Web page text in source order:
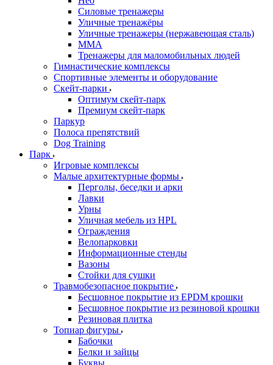
Силовые тренажеры
Уличные тренажёры
Уличные тренажеры (нержавеющая сталь)
ММА
Тренажеры для маломобильных людей
Гимнастические комплексы
Спортивные элементы и оборудование
Скейт-парки
Оптимум скейт-парк
Премиум скейт-парк
Паркур
Полоса препятствий
Dog Training
Парк
Игровые комплексы
Малые архитектурные формы
Перголы, беседки и арки
Лавки
Урны
Уличная мебель из HPL
Ограждения
Велопарковки
Информационные стенды
Вазоны
Стойки для сушки
Травмобезопасное покрытие
Бесшовное покрытие из EPDM крошки
Бесшовное покрытие из резиновой крошки
Резиновая плитка
Топиар фигуры
Бабочки
Белки и зайцы
Буквы